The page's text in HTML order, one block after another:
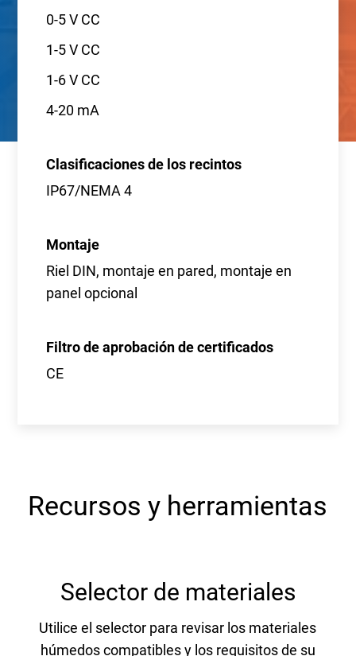
0-5 V CC
1-5 V CC
1-6 V CC
4-20 mA
Clasificaciones de los recintos
IP67/NEMA 4
Montaje
Riel DIN, montaje en pared, montaje en
panel opcional
Filtro de aprobación de certificados
CE
Recursos y herramientas
Selector de materiales
Utilice el selector para revisar los materiales
húmedos compatibles y los requisitos de su